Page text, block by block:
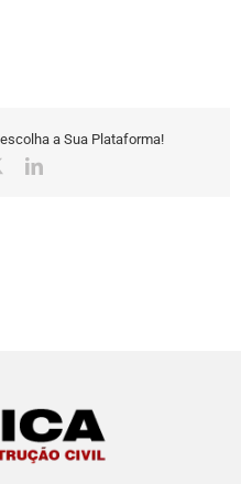
a Sua Plataforma!
LinkedIn